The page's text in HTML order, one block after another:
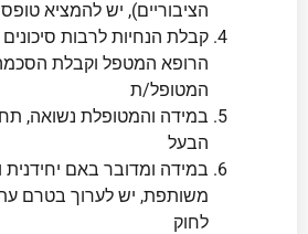
הציבוריים), יש להמציא טופס 17 (התחייבות)
קבלת הנחיות לרבות סיכונים
הרופא המטפל וקבלת
המטופל/ת
במידה והמטופלת נשואה,
הבעל
במידה ומדובר באם יחידנית
משותפת, יש לערוך בטרם
לחוק